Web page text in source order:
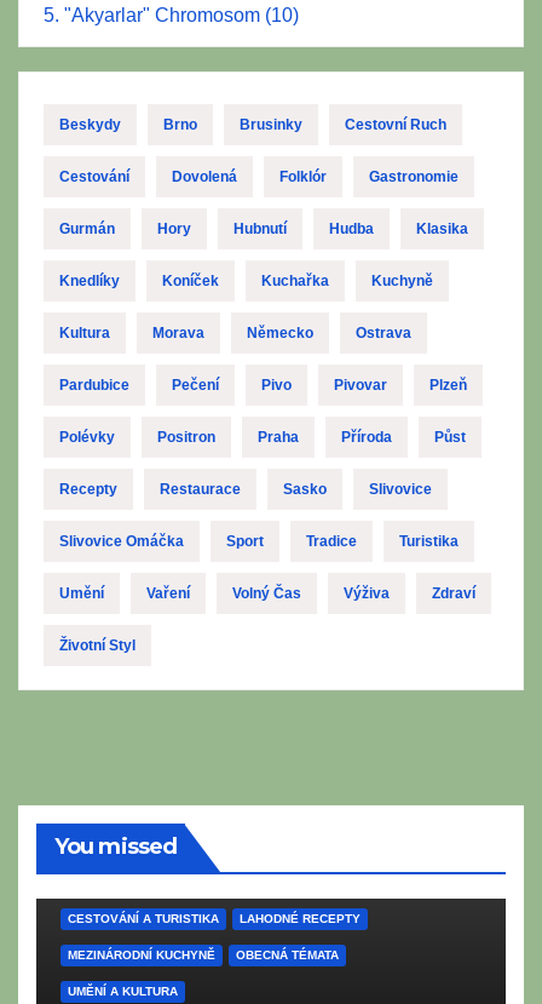
5. "Akyarlar" Chromosom (10)
Beskydy Brno Brusinky Cestovní Ruch
Cestování Dovolená Folklór Gastronomie
Gurmán Hory Hubnutí Hudba Klasika
Knedlíky Koníček Kuchařka Kuchyně
Kultura Morava Německo Ostrava
Pardubice Pečení Pivo Pivovar Plzeň
Polévky Positron Praha Příroda Půst
Recepty Restaurace Sasko Slivovice
Slivovice Omáčka Sport Tradice Turistika
Umění Vaření Volný Čas Výživa Zdraví
Životní Styl
You missed
CESTOVÁNÍ A TURISTIKA LAHODNÉ RECEPTY
MEZINÁRODNÍ KUCHYNĚ OBECNÁ TÉMATA
UMĚNÍ A KULTURA